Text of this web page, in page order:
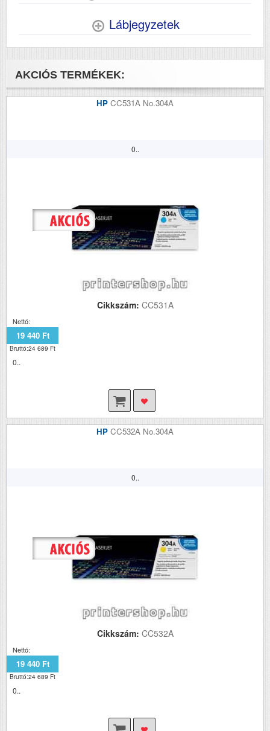
Lábjegyzetek
AKCIÓS TERMÉKEK:
HP CC531A No.304A
0..
Cikkszám: CC531A
Nettó:
19 440 Ft
Bruttó:24 689 Ft
0..
HP CC532A No.304A
0..
Cikkszám: CC532A
Nettó:
19 440 Ft
Bruttó:24 689 Ft
0..